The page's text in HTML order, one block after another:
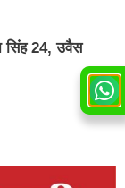
सिंह 24, उवैस